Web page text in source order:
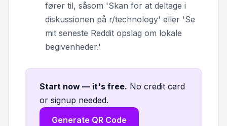
fører til, såsom 'Skan for at deltage i
diskussionen på r/technology' eller 'Se
mit seneste Reddit opslag om lokale
begivenheder.'
Start now — it's free. No credit card
or signup needed.
Generate QR Code